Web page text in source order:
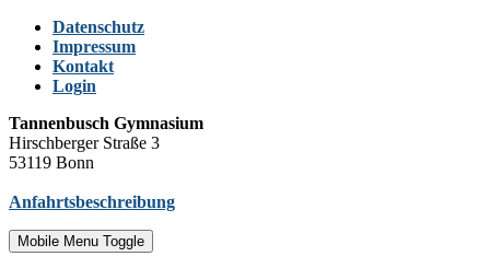
Datenschutz
Impressum
Kontakt
Login
Tannenbusch Gymnasium
Hirschberger Straße 3
53119 Bonn
Anfahrtsbeschreibung
Mobile Menu Toggle